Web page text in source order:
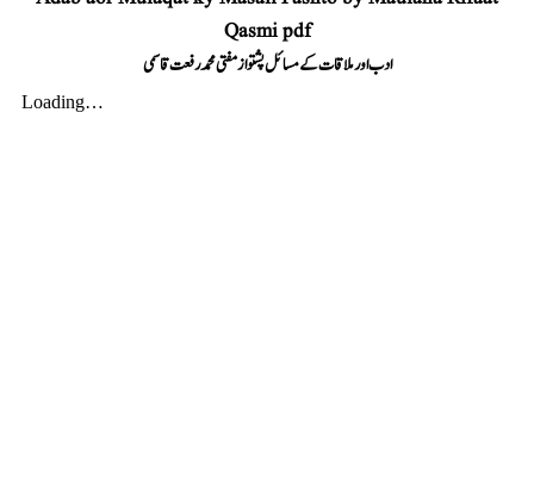
Qasmi pdf
ادب اور ملاقات کے مسائل پشتو از مفتی محمد رفعت قاسمی